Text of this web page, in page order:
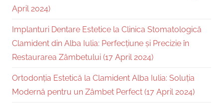
April 2024)
Implanturi Dentare Estetice la Clinica Stomatologică
Clamident din Alba Iulia: Perfecțiune și Precizie în
Restaurarea Zâmbetului (17 April 2024)
Ortodonția Estetică la Clamident Alba Iulia: Soluția
Modernă pentru un Zâmbet Perfect (17 April 2024)